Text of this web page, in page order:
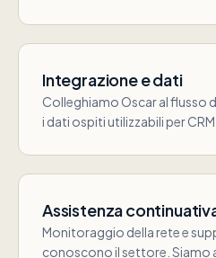
Integrazione e dati
Colleghiamo Oscar al flusso
i dati ospiti utilizzabili per
Assistenza
Monitoraggio della rete e
conoscono il settore. Siamo